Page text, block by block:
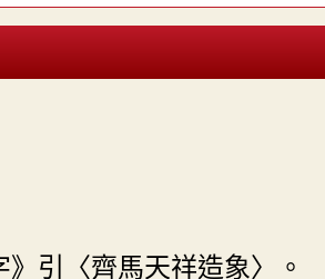
》引〈齊馬天祥造象〉。